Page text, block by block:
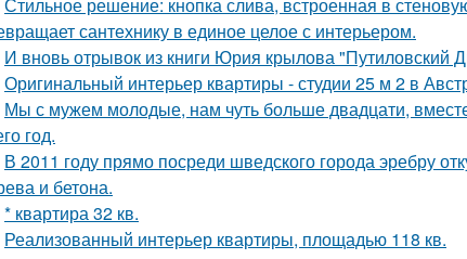
сантехнику в единое целое с интерьером.
И вновь отрывок из книги Юрия крылова "Путиловский
Оригинальный интерьер квартиры - студии 25 м 2 в
Мы с мужем молодые, нам чуть больше двадцати,
год.
В 2011 году прямо посреди шведского города эребру
и бетона.
* квартира 32 кв.
Реализованный интерьер квартиры, площадью 118 кв.